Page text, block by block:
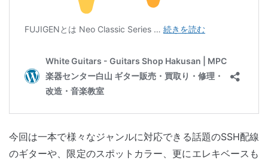
今回は一本で様々なジャンルに対応できる話題のSSH配線
のギターや、限定のスポットカラー、更にエレキベースも